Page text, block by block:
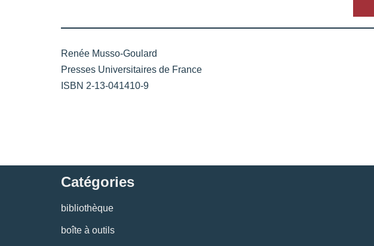
Renée Musso-Goulard
Presses Universitaires de France
ISBN 2-13-041410-9
Catégories
bibliothèque
boîte à outils